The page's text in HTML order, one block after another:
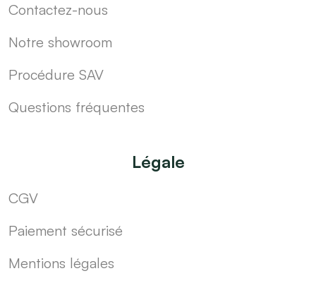
Contactez-nous
Notre showroom
Procédure SAV
Questions fréquentes
Légale
CGV
Paiement sécurisé
Mentions légales